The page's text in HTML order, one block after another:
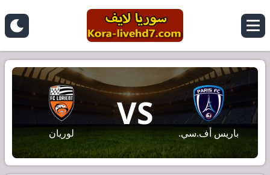
باريس أف.سي.
VS
لوريان